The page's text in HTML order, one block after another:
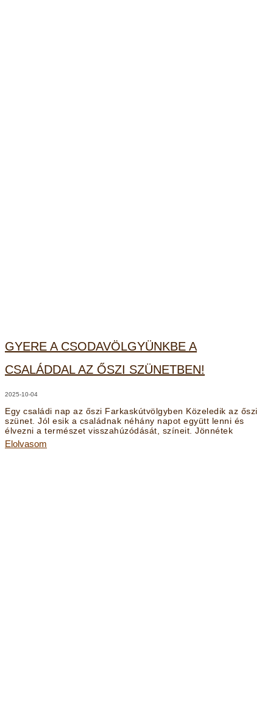
GYERE A CSODAVÖLGYÜNKBE A
CSALÁDDAL AZ ŐSZI SZÜNETBEN!
2025-10-04
Egy családi nap az őszi Farkaskútvölgyben Közeledik az őszi
szünet. Jól esik a családnak néhány napot együtt lenni és
élvezni a természet visszahúzódását, színeit. Jönnétek
Elolvasom